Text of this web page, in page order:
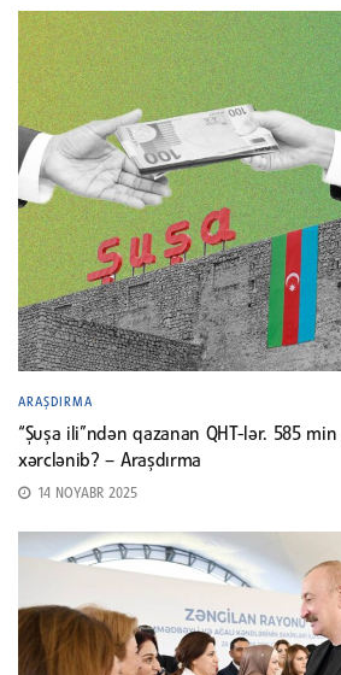
ARAŞDIRMA
“Şuşa ili”ndən qazanan QHT-lər. 585
xərclənib? – Araşdırma
14 NOYABR 2025